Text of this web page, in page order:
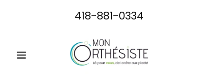
418-881-0334